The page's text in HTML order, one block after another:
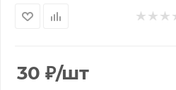
30 ₽/шт